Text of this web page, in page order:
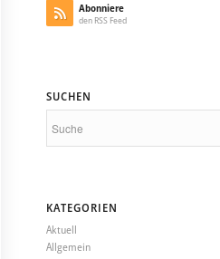
Abonniere
den RSS Feed
SUCHEN
KATEGORIEN
Aktuell
Allgemein